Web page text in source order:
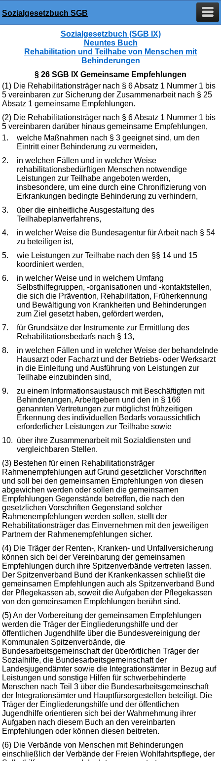
Sozialgesetzbuch SGB
Sozialgesetzbuch (SGB IX)
Neuntes Buch
Rehabilitation und Teilhabe von Menschen mit
Behinderungen
§ 26 SGB IX Gemeinsame Empfehlungen
(1) Die Rehabilitationsträger nach § 6 Absatz 1 Nummer 1 bis
5 vereinbaren zur Sicherung der Zusammenarbeit nach § 25
Absatz 1 gemeinsame Empfehlungen.
(2) Die Rehabilitationsträger nach § 6 Absatz 1 Nummer 1 bis
5 vereinbaren darüber hinaus gemeinsame Empfehlungen,
1.
welche Maßnahmen nach § 3 geeignet sind, um den
Eintritt einer Behinderung zu vermeiden,
2.
in welchen Fällen und in welcher Weise
rehabilitationsbedürftigen Menschen notwendige
Leistungen zur Teilhabe angeboten werden,
insbesondere, um eine durch eine Chronifizierung von
Erkrankungen bedingte Behinderung zu verhindern,
3.
über die einheitliche Ausgestaltung des
Teilhabeplanverfahrens,
4.
in welcher Weise die Bundesagentur für Arbeit nach § 54
zu beteiligen ist,
5.
wie Leistungen zur Teilhabe nach den §§ 14 und 15
koordiniert werden,
6.
in welcher Weise und in welchem Umfang
Selbsthilfegruppen, -organisationen und -kontaktstellen,
die sich die Prävention, Rehabilitation, Früherkennung
und Bewältigung von Krankheiten und Behinderungen
zum Ziel gesetzt haben, gefördert werden,
7.
für Grundsätze der Instrumente zur Ermittlung des
Rehabilitationsbedarfs nach § 13,
8.
in welchen Fällen und in welcher Weise der behandelnde
Hausarzt oder Facharzt und der Betriebs- oder Werksarzt
in die Einleitung und Ausführung von Leistungen zur
Teilhabe einzubinden sind,
9.
zu einem Informationsaustausch mit Beschäftigten mit
Behinderungen, Arbeitgebern und den in § 166
genannten Vertretungen zur möglichst frühzeitigen
Erkennung des individuellen Bedarfs voraussichtlich
erforderlicher Leistungen zur Teilhabe sowie
10. über ihre Zusammenarbeit mit Sozialdiensten und
vergleichbaren Stellen.
(3) Bestehen für einen Rehabilitationsträger
Rahmenempfehlungen auf Grund gesetzlicher Vorschriften
und soll bei den gemeinsamen Empfehlungen von diesen
abgewichen werden oder sollen die gemeinsamen
Empfehlungen Gegenstände betreffen, die nach den
gesetzlichen Vorschriften Gegenstand solcher
Rahmenempfehlungen werden sollen, stellt der
Rehabilitationsträger das Einvernehmen mit den jeweiligen
Partnern der Rahmenempfehlungen sicher.
(4) Die Träger der Renten-, Kranken- und Unfallversicherung
können sich bei der Vereinbarung der gemeinsamen
Empfehlungen durch ihre Spitzenverbände vertreten lassen.
Der Spitzenverband Bund der Krankenkassen schließt die
gemeinsamen Empfehlungen auch als Spitzenverband Bund
der Pflegekassen ab, soweit die Aufgaben der Pflegekassen
von den gemeinsamen Empfehlungen berührt sind.
(5) An der Vorbereitung der gemeinsamen Empfehlungen
werden die Träger der Eingliederungshilfe und der
öffentlichen Jugendhilfe über die Bundesvereinigung der
Kommunalen Spitzenverbände, die
Bundesarbeitsgemeinschaft der überörtlichen Träger der
Sozialhilfe, die Bundesarbeitsgemeinschaft der
Landesjugendämter sowie die Integrationsämter in Bezug auf
Leistungen und sonstige Hilfen für schwerbehinderte
Menschen nach Teil 3 über die Bundesarbeitsgemeinschaft
der Integrationsämter und Hauptfürsorgestellen beteiligt. Die
Träger der Eingliederungshilfe und der öffentlichen
Jugendhilfe orientieren sich bei der Wahrnehmung ihrer
Aufgaben nach diesem Buch an den vereinbarten
Empfehlungen oder können diesen beitreten.
(6) Die Verbände von Menschen mit Behinderungen
einschließlich der Verbände der Freien Wohlfahrtspflege, der